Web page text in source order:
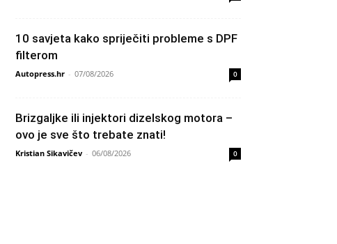
10 savjeta kako spriječiti probleme s DPF
filterom
Autopress.hr - 07/08/2026 0
Brizgaljke ili injektori dizelskog motora –
ovo je sve što trebate znati!
Kristian Sikavičev - 06/08/2026 0